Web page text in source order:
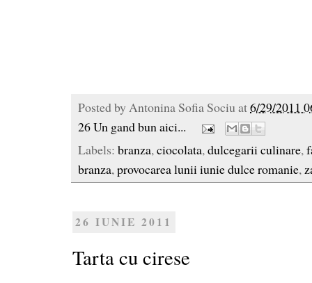
Posted by Antonina Sofia Sociu at6/29/2011
26 Un gand bun aici...
Labels: branza,ciocolata,dulcegarii culinare,
branza,provocarea lunii iunie dulce romanie,
26 IUNIE 2011
Tarta cu cirese